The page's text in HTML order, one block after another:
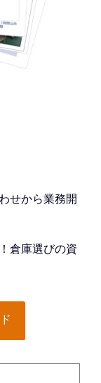
せから業務開
倉庫選びの資